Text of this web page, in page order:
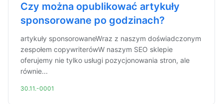
Czy można opublikować artykuły
sponsorowane po godzinach?
artykuły sponsorowaneWraz z naszym doświadczonym
zespołem copywriterówW naszym SEO sklepie
oferujemy nie tylko usługi pozycjonowania stron, ale
równie...
30.11.-0001